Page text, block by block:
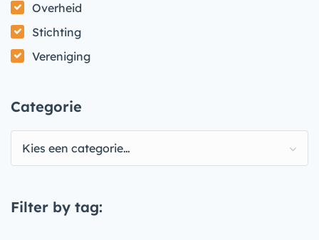
Overheid
Stichting
Vereniging
Categorie
Kies een categorie…
Filter by tag: